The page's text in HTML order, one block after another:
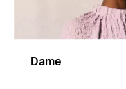
Dame